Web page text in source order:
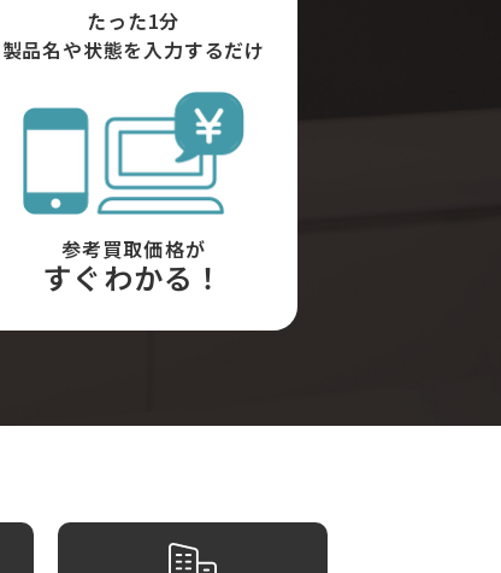
たった1分
製品名や状態を入力するだけ
参考買取価格が
すぐわかる！